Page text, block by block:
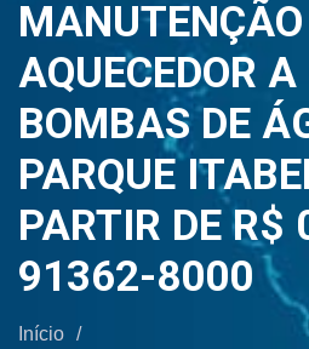
MANUTENÇÃO
AQUECEDOR
BOMBAS DE
PARQUE
PARTIR DE
91362-8000
Início /